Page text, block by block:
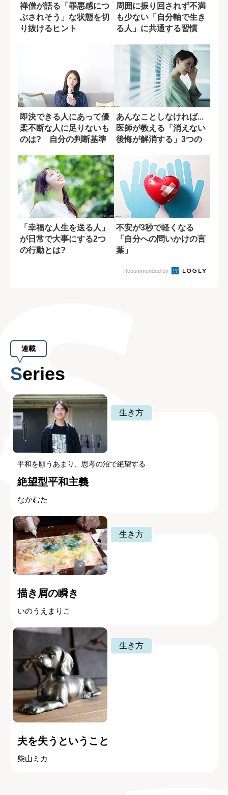
禅僧が語る「罪悪感につ
ぶされそう」な状態を切
り抜けるヒント
周囲に振り回されず不満
も少ない「自分軸で生き
る人」に共通する習慣
即決できる人にあって優
柔不断な人に足りないも
のは? 自分の判断基準
あんなことしなければ...
医師が教える「消えない
後悔が解消する」3つの
「幸福な人生を送る人」
が日常で大事にする2つ
の行動とは?
不安が3秒で軽くなる
「自分への問いかけの言
葉」
Recommended by
連載
Series
生き方
平和を願うあまり、思考の沼で絶望する
絶望型平和主義
なかむた
生き方
描き屑の瞬き
いのうえまりこ
生き方
夫を失うということ
柴山ミカ